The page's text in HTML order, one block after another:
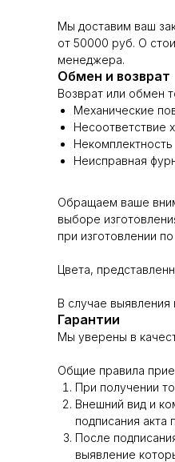
Мы доставим ваш
от 50000 руб. О
менеджера.
Обмен и возврат
Возврат или обмен
Механические
Несоответствие
Некомплектность
Неисправная
Обращаем ваше
выборе
при изготовлении
Цвета,
В случае
Гарантии
Мы уверены в
Общие правила
При получении
Внешний вид и
подписания акта
После
выявление